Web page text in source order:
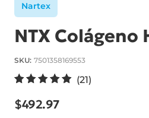
Nartex
NTX Colágeno
SKU: 7501358169553
(21)
$492.97